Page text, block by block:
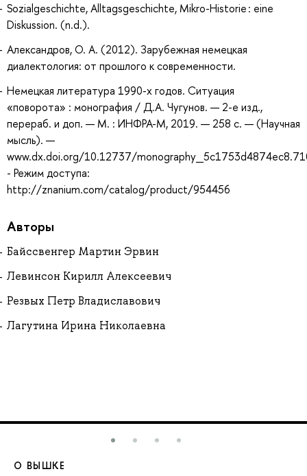
Sozialgeschichte, Alltagsgeschichte, Mikro-Historie : eine
Diskussion. (n.d.).
Александров, О. А. (2012). Зарубежная немецкая
диалектология: от прошлого к современности.
Немецкая литература 1990-х годов. Ситуация
«поворота» : монография / Д.А. Чугунов. — 2-е изд.,
перераб. и доп. — М. : ИНФРА-М, 2019. — 258 с. — (Научная
мысль). —
www.dx.doi.org/10.12737/
- Режим доступа:
http://znanium.com/catalog/product/954456
Авторы
Байссвенгер Мартин Эрвин
Левинсон Кирилл Алексеевич
Резвых Петр Владиславович
Лагутина Ирина Николаевна
О ВЫШКЕ